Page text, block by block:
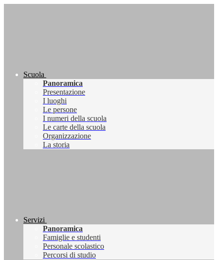
Scuola
Panoramica
Presentazione
I luoghi
Le persone
I numeri della scuola
Le carte della scuola
Organizzazione
La storia
Servizi
Panoramica
Famiglie e studenti
Personale scolastico
Percorsi di studio